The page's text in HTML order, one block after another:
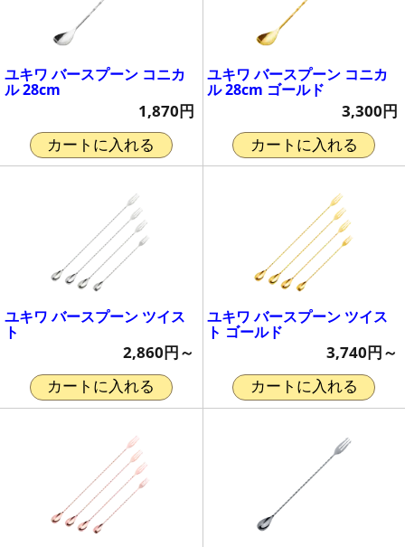
ユキワ バースプーン コニカ
ル 28cm
1,870円
カートに入れる
ユキワ バースプーン コニカ
ル 28cm ゴールド
3,300円
カートに入れる
ユキワ バースプーン ツイス
ト
2,860円～
カートに入れる
ユキワ バースプーン ツイス
ト ゴールド
3,740円～
カートに入れる